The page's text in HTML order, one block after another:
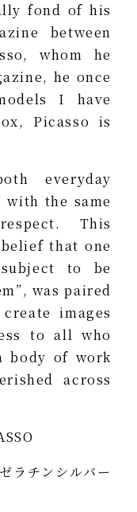
fond of his
between
whom he
he once
I have
Picasso is
everyday
the same
This
that one
to be
was paired
images
to all who
body of work
across
ラチンシルバー